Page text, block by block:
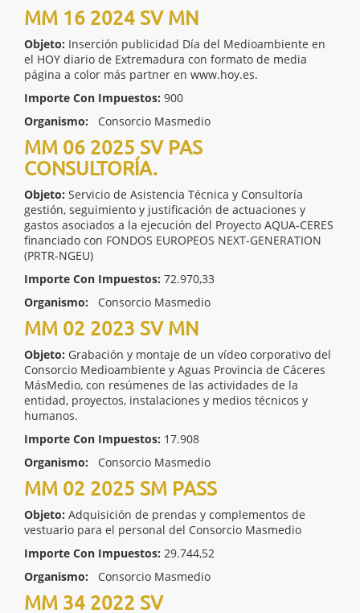
MM 16 2024 SV MN
Objeto: Inserción publicidad Día del Medioambiente en
el HOY diario de Extremadura con formato de media
página a color más partner en www.hoy.es.
Importe Con Impuestos: 900
Organismo:
Consorcio Masmedio
MM 06 2025 SV PAS
CONSULTORÍA.
Objeto: Servicio de Asistencia Técnica y Consultoría
gestión, seguimiento y justificación de actuaciones y
gastos asociados a la ejecución del Proyecto AQUA-CERES
financiado con FONDOS EUROPEOS NEXT-GENERATION
(PRTR-NGEU)
Importe Con Impuestos: 72.970,33
Organismo:
Consorcio Masmedio
MM 02 2023 SV MN
Objeto: Grabación y montaje de un vídeo corporativo del
Consorcio Medioambiente y Aguas Provincia de Cáceres
MásMedio, con resúmenes de las actividades de la
entidad, proyectos, instalaciones y medios técnicos y
humanos.
Importe Con Impuestos: 17.908
Organismo:
Consorcio Masmedio
MM 02 2025 SM PASS
Objeto: Adquisición de prendas y complementos de
vestuario para el personal del Consorcio Masmedio
Importe Con Impuestos: 29.744,52
Organismo:
Consorcio Masmedio
MM 34 2022 SV